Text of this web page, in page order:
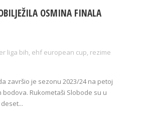
OSMINA FINALA
liga bih, ehf european cup, rezime
završio je sezonu 2023/24 na petoj
bodova. Rukometaši Slobode su u